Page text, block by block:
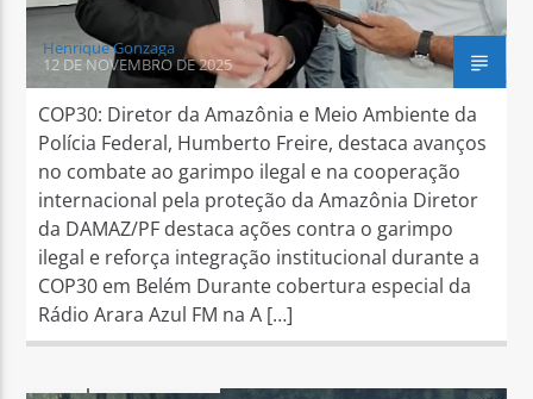
Henrique Gonzaga
12 DE NOVEMBRO DE 2025
COP30: Diretor da Amazônia e Meio Ambiente da
Polícia Federal, Humberto Freire, destaca avanços
no combate ao garimpo ilegal e na cooperação
internacional pela proteção da Amazônia Diretor
da DAMAZ/PF destaca ações contra o garimpo
ilegal e reforça integração institucional durante a
COP30 em Belém Durante cobertura especial da
Rádio Arara Azul FM na A […]